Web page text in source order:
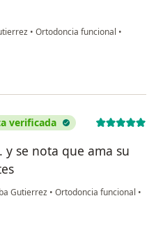
• Ortodoncia funcional •
verificada
y se nota que ama su
Gutierrez • Ortodoncia funcional •